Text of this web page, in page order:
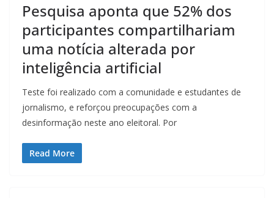
Pesquisa aponta que 52% dos
participantes compartilhariam
uma notícia alterada por
inteligência artificial
Teste foi realizado com a comunidade e estudantes de
jornalismo, e reforçou preocupações com a
desinformação neste ano eleitoral. Por
Read More